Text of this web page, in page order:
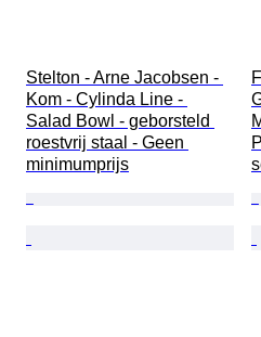
Stelton - Arne Jacobsen -
Kom - Cylinda Line -
Salad Bowl - geborsteld
roestvrij staal - Geen
minimumprijs